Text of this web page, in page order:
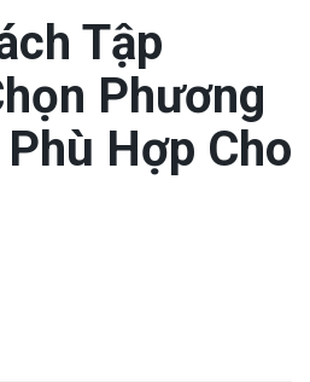
Tập
Phương
Hợp Cho